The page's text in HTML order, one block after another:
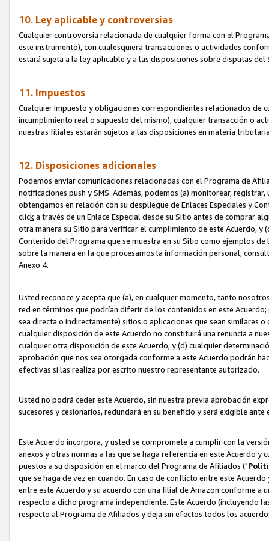
10. Ley aplicable y controversias
Cualquier controversia relacionada de cualquier forma con el
este instrumento), con cualesquiera transacciones o actividades
estará sujeta a la ley aplicable y a las disposiciones sobre disputas
11. Impuestos
Cualquier impuesto y obligaciones correspondientes relacionados de
incumplimiento real o supuesto del mismo), cualquier transacción o
nuestras filiales estarán sujetos a las disposiciones en materia
12. Disposiciones adicionales
Podemos enviar comunicaciones relacionadas con el Programa de
notificaciones push y SMS. Además, podemos (a) monitorear,
obtengamos en relación con su despliegue de Enlaces Especiales y
clicka través de un Enlace Especial desde su Sitio antes de comprar
otra manera su Sitio para verificar el cumplimiento de este Acuerdo,
Contenido del Programa que se muestra en su Sitio como ejemplos
sobre la manera en la que procesamos la información personal,
Anexo 4.
Usted reconoce y acepta que (a), en cualquier momento, tanto
red en términos que podrían diferir de los contenidos en este
sea directa o indirectamente) sitios o aplicaciones que sean similares
cualquier disposición de este Acuerdo no constituirá una renuncia a
cualquier otra disposición de este Acuerdo, y (d) cualquier
aprobación que nos sea otorgada conforme a este Acuerdo podrán
efectivas si las realiza por escrito nuestro representante autorizado.
Usted no podrá ceder este Acuerdo, sin nuestra previa aprobación
sucesores y cesionarios, redundará en su beneficio y será exigible
Este Acuerdo incorpora, y usted se compromete a cumplir con la
anexos y otras normas a las que se haga referencia en este Acuerdo
puestos a su disposición en el marco del Programa de Afiliados ("
que se haga de vez en cuando. En caso de conflicto entre este
entre este Acuerdo y su acuerdo con una filial de Amazon conforme
respecto a dicho programa independiente. Este Acuerdo (incluyendo
respecto al Programa de Afiliados y deja sin efectos todos los